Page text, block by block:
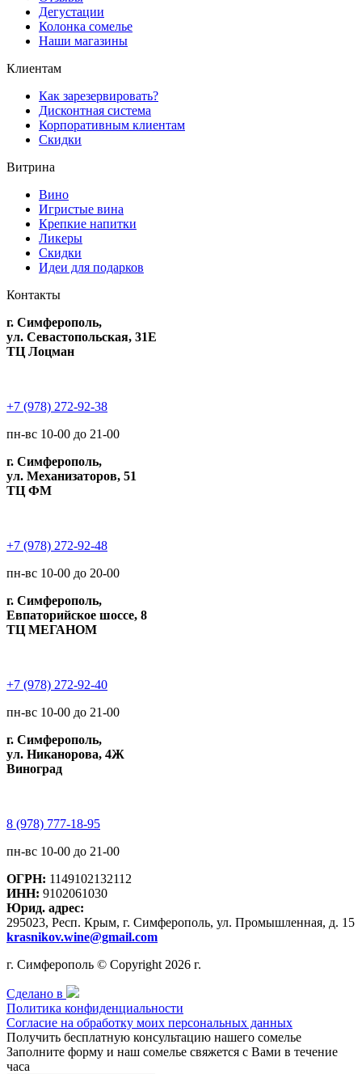
Дегустации
Колонка сомелье
Наши магазины
Клиентам
Как зарезервировать?
Дисконтная система
Корпоративным клиентам
Скидки
Витрина
Вино
Игристые вина
Крепкие напитки
Ликеры
Скидки
Идеи для подарков
Контакты
г. Симферополь,
ул. Севастопольская, 31Е
ТЦ Лоцман
+7 (978) 272-92-38
пн-вс 10-00 до 21-00
г. Симферополь,
ул. Механизаторов, 51
ТЦ ФМ
+7 (978) 272-92-48
пн-вс 10-00 до 20-00
г. Симферополь,
Евпаторийское шоссе, 8
ТЦ МЕГАНОМ
+7 (978) 272-92-40
пн-вс 10-00 до 21-00
г. Симферополь,
ул. Никанорова, 4Ж
Виноград
8 (978) 777-18-95
пн-вс 10-00 до 21-00
ОГРН: 1149102132112
ИНН: 9102061030
Юрид. адрес:
295023, Респ. Крым, г. Симферополь, ул. Промышленная, д. 15
krasnikov.wine@gmail.com
г. Симферополь © Copyright 2026 г.
Сделано в
Политика конфиденциальности
Согласие на обработку моих персональных данных
Получить бесплатную консультацию нашего сомелье
Заполните форму и наш сомелье свяжется с Вами в течение
часа